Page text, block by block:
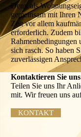
Denn als
gemeinsam mit Ihren
Zeit vor allem
erforderlich. Zudem
Rahmen­bedingungen
sich rasch. So haben
zuver­lässigen
Kontaktieren Sie uns
Teilen Sie uns Ihr
mit. Wir freuen uns
KONTAKT